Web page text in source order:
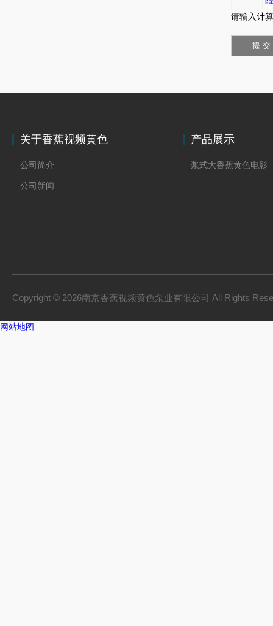
请输入计
关于香蕉视频黄色
公司简介
公司新闻
产品展示
浆式大香蕉黄色电影
Copyright © 2026南京香蕉视频黄色泵业有限公司 All Rights
网站地图